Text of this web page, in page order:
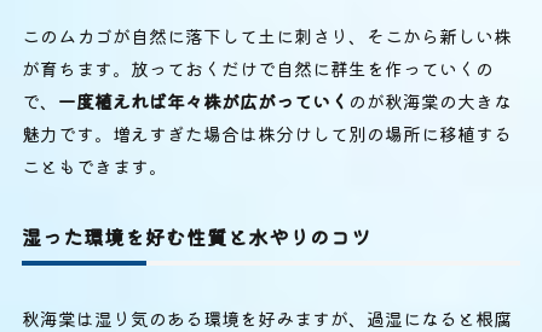
このムカゴが自然に落下して土に刺さり、そこから新しい株
が育ちます。放っておくだけで自然に群生を作っていくの
で、 一度植えれば年々株が広がっていく のが秋海棠の大きな
魅力です。増えすぎた場合は株分けして別の場所に移植する
こともできます。
湿った環境を好む性質と水やりのコツ
秋海棠は湿り気のある環境を好みますが、過湿になると根腐